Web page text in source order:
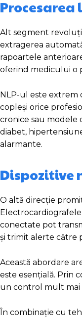
Alt segment
extragerea
rapoartele
oferind medicului o
NLP-ul este
copleși orice
cronice sau modele
diabet,
alarmante.
Dispozitive
O altă direcție
conectate pot
și trimit alerte către
Această abordare
este esențială. Prin
un control mult mai
În combinație cu